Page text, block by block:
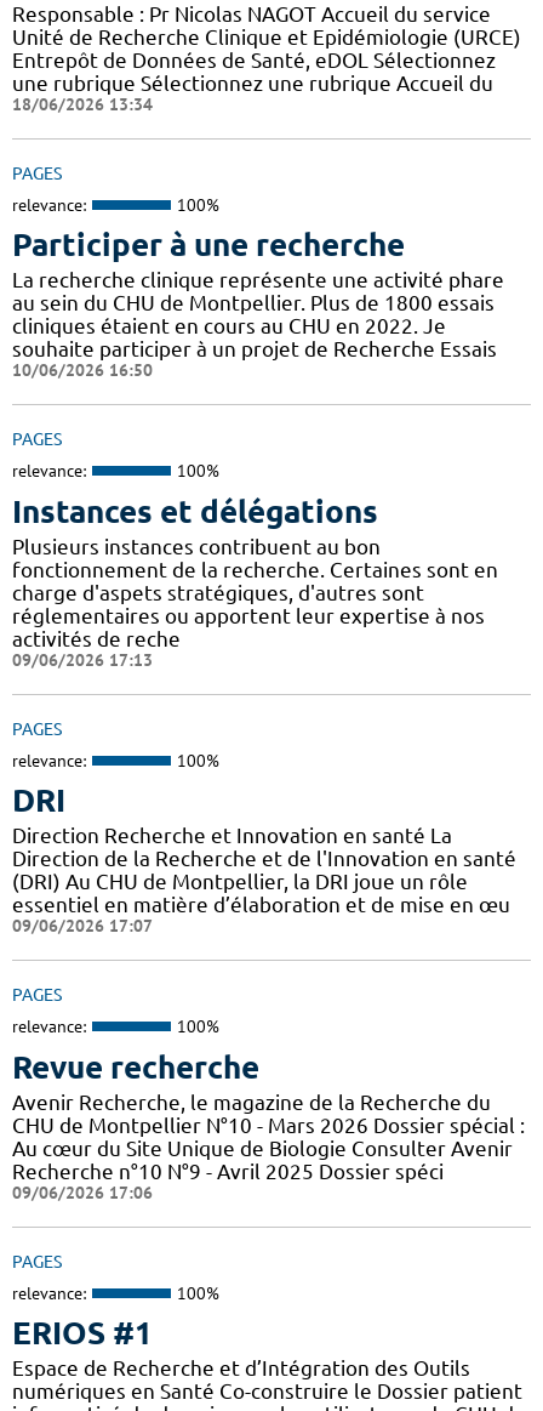
Responsable : Pr Nicolas NAGOT Accueil du service
Unité de Recherche Clinique et Epidémiologie (URCE)
Entrepôt de Données de Santé, eDOL Sélectionnez
une rubrique Sélectionnez une rubrique Accueil du
18/06/2026 13:34
PAGES
relevance: 100%
Participer à une recherche
La recherche clinique représente une activité phare
au sein du CHU de Montpellier. Plus de 1800 essais
cliniques étaient en cours au CHU en 2022. Je
souhaite participer à un projet de Recherche Essais
10/06/2026 16:50
PAGES
relevance: 100%
Instances et délégations
Plusieurs instances contribuent au bon
fonctionnement de la recherche. Certaines sont en
charge d'aspets stratégiques, d'autres sont
réglementaires ou apportent leur expertise à nos
activités de reche
09/06/2026 17:13
PAGES
relevance: 100%
DRI
Direction Recherche et Innovation en santé La
Direction de la Recherche et de l'Innovation en santé
(DRI) Au CHU de Montpellier, la DRI joue un rôle
essentiel en matière d’élaboration et de mise en œu
09/06/2026 17:07
PAGES
relevance: 100%
Revue recherche
Avenir Recherche, le magazine de la Recherche du
CHU de Montpellier N°10 - Mars 2026 Dossier spécial :
Au cœur du Site Unique de Biologie Consulter Avenir
Recherche n°10 N°9 - Avril 2025 Dossier spéci
09/06/2026 17:06
PAGES
relevance: 100%
ERIOS #1
Espace de Recherche et d’Intégration des Outils
numériques en Santé Co-construire le Dossier patient